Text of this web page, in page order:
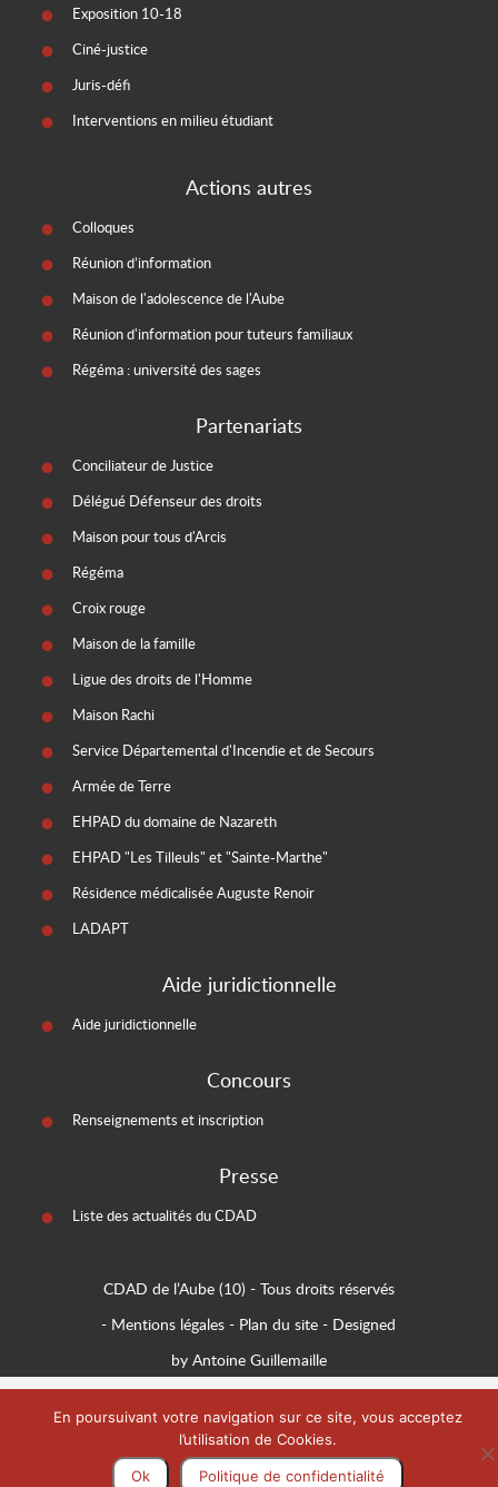
Exposition 10-18
Ciné-justice
Juris-défi
Interventions en milieu étudiant
Actions autres
Colloques
Réunion d’information
Maison de l'adolescence de l'Aube
Réunion d'information pour tuteurs familiaux
Régéma : université des sages
Partenariats
Conciliateur de Justice
Délégué Défenseur des droits
Maison pour tous d'Arcis
Régéma
Croix rouge
Maison de la famille
Ligue des droits de l'Homme
Maison Rachi
Service Départemental d'Incendie et de Secours
Armée de Terre
EHPAD du domaine de Nazareth
EHPAD "Les Tilleuls" et "Sainte-Marthe"
Résidence médicalisée Auguste Renoir
LADAPT
Aide juridictionnelle
Aide juridictionnelle
Concours
Renseignements et inscription
Presse
Liste des actualités du CDAD
CDAD de l’Aube (10) - Tous droits réservés
- Mentions légales - Plan du site - Designed
by Antoine Guillemaille
En poursuivant votre navigation sur ce site, vous acceptez
l’utilisation de Cookies.
Ok Politique de confidentialité